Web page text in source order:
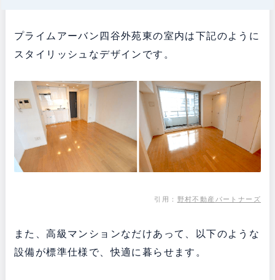
プライムアーバン四谷外苑東の室内は下記のように
スタイリッシュなデザインです。
引用： 野村不動産パートナーズ
また、高級マンションなだけあって、以下のような
設備が標準仕様で、快適に暮らせます。